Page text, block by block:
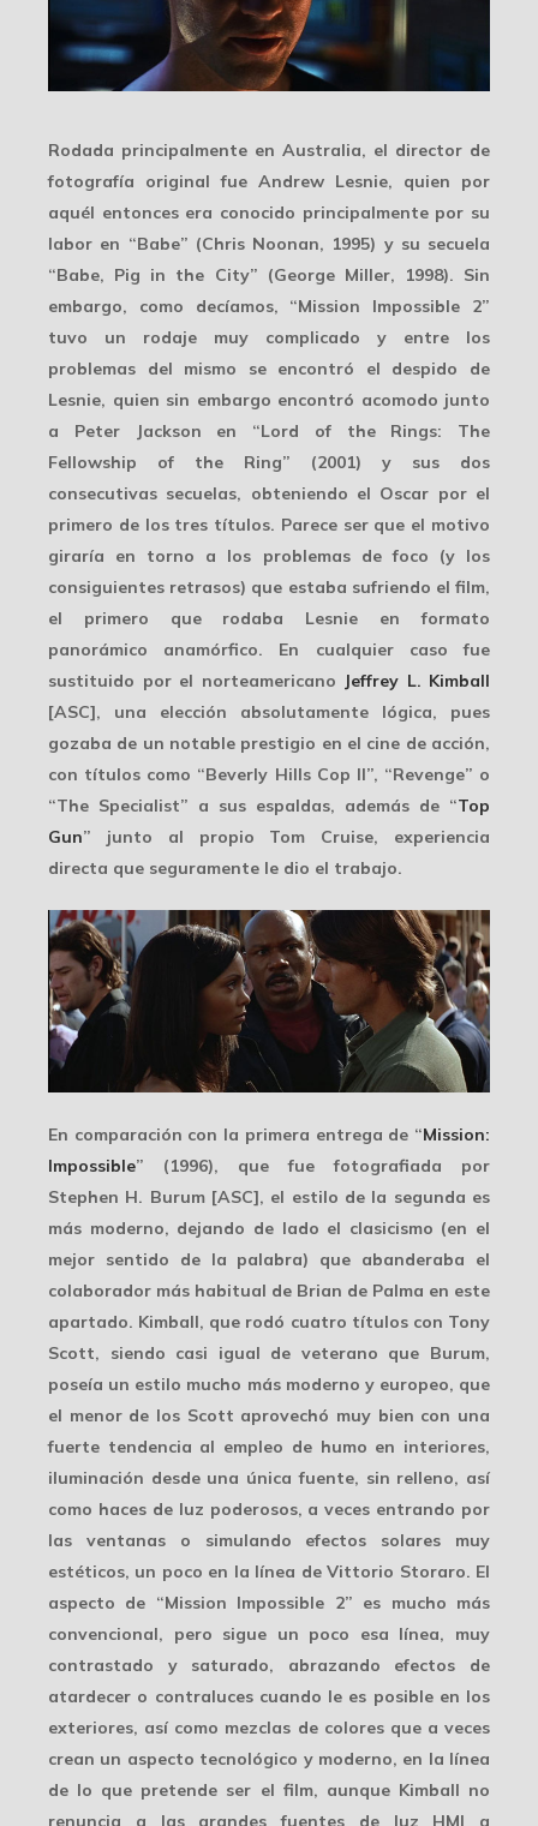
Rodada principalmente en Australia, el director de
fotografía original fue Andrew Lesnie, quien por
aquél entonces era conocido principalmente por su
labor en “Babe” (Chris Noonan, 1995) y su secuela
“Babe, Pig in the City” (George Miller, 1998). Sin
embargo, como decíamos, “Mission Impossible 2”
tuvo un rodaje muy complicado y entre los
problemas del mismo se encontró el despido de
Lesnie, quien sin embargo encontró acomodo junto
a Peter Jackson en “Lord of the Rings: The
Fellowship of the Ring” (2001) y sus dos
consecutivas secuelas, obteniendo el Oscar por el
primero de los tres títulos. Parece ser que el motivo
giraría en torno a los problemas de foco (y los
consiguientes retrasos) que estaba sufriendo el film,
el primero que rodaba Lesnie enformato
panorámico anamórfico. En cualquier caso fue
sustituido por el norteamericano Jeffrey L. Kimball
[ASC], una elección absolutamente lógica, pues
gozaba de un notable prestigio en el cine de acción,
con títulos como “Beverly Hills Cop II”, “Revenge” o
“The Specialist” a sus espaldas, además de “Top
Gun” junto al propio Tom Cruise, experiencia
directa que seguramente le dio el trabajo.
En comparación con la primera entrega de “Mission:
Impossible” (1996), que fue fotografiada por
Stephen H. Burum[ASC], el estilo de la segunda es
más moderno, dejando de lado el clasicismo (en el
mejor sentido de la palabra) que abanderaba el
colaborador más habitual de Brian de Palma en este
apartado. Kimball, que rodó cuatro títulos con Tony
Scott, siendo casi igual de veterano que Burum,
poseía un estilo mucho más moderno y europeo, que
el menor de los Scott aprovechó muy bien con una
fuerte tendencia al empleo de humo en interiores,
iluminación desde una única fuente, sin relleno, así
como haces de luz poderosos, a veces entrando por
las ventanas o simulando efectos solares muy
estéticos, un poco en la línea deVittorio Storaro. El
aspecto de “Mission Impossible 2” es mucho más
convencional, pero sigue un poco esa línea, muy
contrastado y saturado, abrazando efectos de
atardecer o contraluces cuando le es posible en los
exteriores, así como mezclas de colores que a veces
crean un aspecto tecnológico y moderno, en la línea
de lo que pretende ser el film, aunque Kimball no
renuncia a las grandes fuentes de luz HMI a